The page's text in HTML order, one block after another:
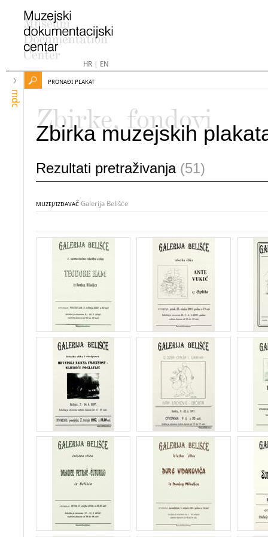
HR| EN
mdc
PRONAĐI PLAKAT
Zbirke, fondovi
Zbirka muzejskih
Rezultati pretraživanja (51)
MUZEJ/IZDAVAČ Galerija Belišće